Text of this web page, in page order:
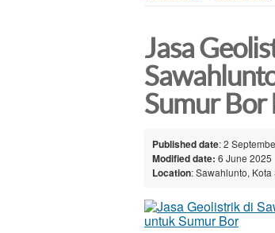
Jasa
Sumur Bor
Published date: 2
Modified date: 6 June 2025
Location: Sawahlunto,